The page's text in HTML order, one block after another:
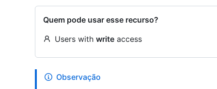
Quem pode usar esse recurso?
Users with write access
Observação